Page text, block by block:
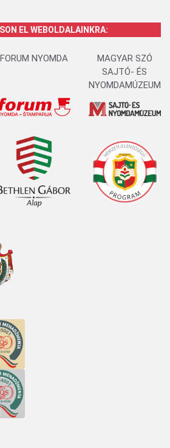
EL WEBOLDALAINKRA:
FORUM NYOMDA
MAGYAR SZÓ
SAJTÓ- ÉS
NYOMDAMÚZEUM